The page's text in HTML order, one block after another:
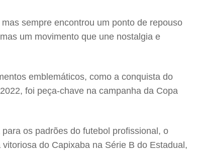
sempre encontrou um ponto de repouso
um movimento que une nostalgia e
emblemáticos, como a conquista do
foi peça-chave na campanha da Copa
os padrões do futebol profissional, o
do Capixaba na Série B do Estadual,